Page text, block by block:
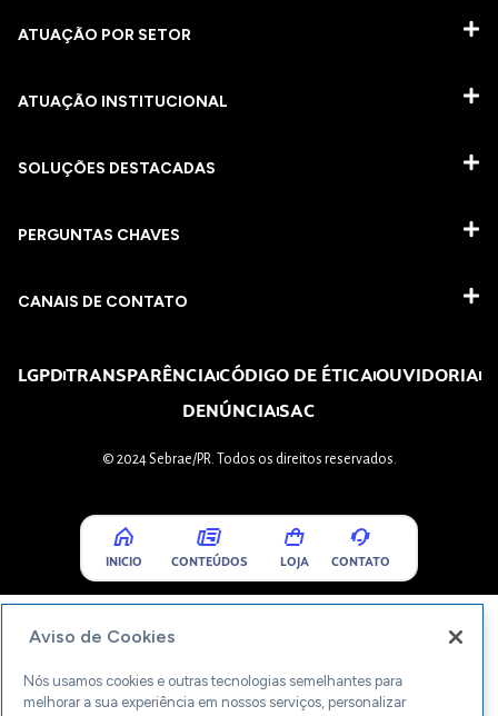
ATUAÇÃO POR SETOR
ATUAÇÃO INSTITUCIONAL
SOLUÇÕES DESTACADAS
PERGUNTAS CHAVES​
CANAIS DE CONTATO
LGPDTRANSPARÊNCIACÓDIGO DE ÉTICAOUVIDORIA
DENÚNCIASAC
© 2024 Sebrae/PR. Todos os direitos reservados.
INICIO CONTEÚDOS LOJA CONTATO
Aviso de Cookies
Nós usamos cookies e outras tecnologias semelhantes para
melhorar a sua experiência em nossos serviços, personalizar